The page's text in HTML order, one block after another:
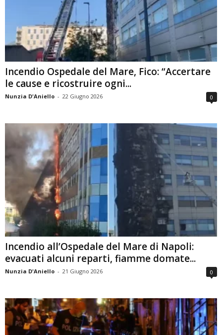
Incendio Ospedale del Mare, Fico: “Accertare
le cause e ricostruire ogni...
Nunzia D'Aniello - 22 Giugno 2026 0
Incendio all’Ospedale del Mare di Napoli:
evacuati alcuni reparti, fiamme domate...
Nunzia D'Aniello - 21 Giugno 2026 0